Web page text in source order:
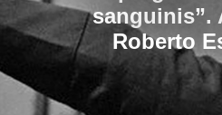
sanguinis”.
Roberto